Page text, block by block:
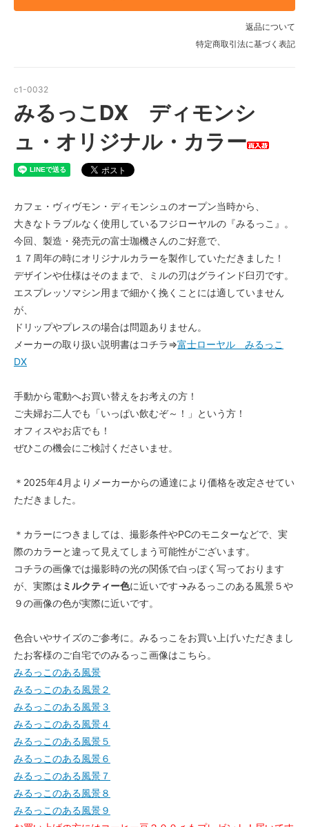
返品について
特定商取引法に基づく表記
c1-0032
みるっこDX ディモンシ
ュ・オリジナル・カラー
カフェ・ヴィヴモン・ディモンシュのオープン当時から、
大きなトラブルなく使用しているフジローヤルの『みるっこ』。
今回、製造・発売元の富士珈機さんのご好意で、
１７周年の時にオリジナルカラーを製作していただきました！
デザインや仕様はそのままで、ミルの刃はグラインド臼刃です。
エスプレッソマシン用まで細かく挽くことには適していません
が、
ドリップやプレスの場合は問題ありません。
メーカーの取り扱い説明書はコチラ⇒富士ローヤル みるっこ
DX
手動から電動へお買い替えをお考えの方！
ご夫婦お二人でも「いっぱい飲むぞ～！」という方！
オフィスやお店でも！
ぜひこの機会にご検討くださいませ。
＊2025年4月よりメーカーからの通達により価格を改定させてい
ただきました。
＊カラーにつきましては、撮影条件やPCのモニターなどで、実
際のカラーと違って見えてしまう可能性がございます。
コチラの画像では撮影時の光の関係で白っぽく写っております
が、実際は ミルクティー色に近いです→みるっこのある風景５や
９の画像の色が実際に近いです。
色合いやサイズのご参考に。みるっこをお買い上げいただきまし
たお客様のご自宅でのみるっこ画像はこちら。
みるっこのある風景
みるっこのある風景２
みるっこのある風景３
みるっこのある風景４
みるっこのある風景５
みるっこのある風景６
みるっこのある風景７
みるっこのある風景８
みるっこのある風景９